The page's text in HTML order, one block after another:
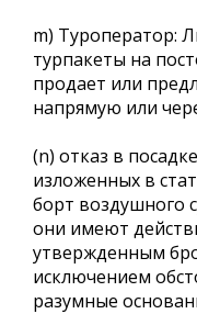
m) Туроператор:
турпакеты на
продает или
напрямую или
(n) отказ в
изложенных в
борт воздушного
они имеют
утвержденным
исключением
разумные